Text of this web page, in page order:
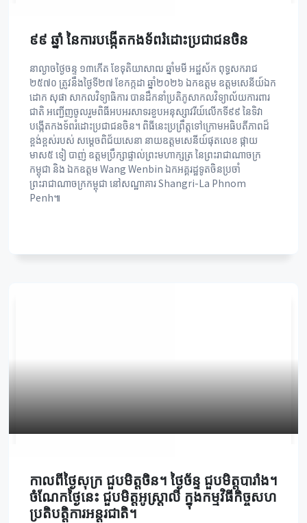
៩៩ ឆ្នាំ នៃការបង្កើតកងទ័ពរំដោះប្រជាជនចិន
នាល្ងាចថ្ងៃចន្ទ ១៣កើត ខែទុតិយាសាឍ ឆ្នាំមមី អដ្ឋស័ក ពុទ្ធសករាជ
២៥៧០ ត្រូវនឹងថ្ងៃទី២៧ ខែកក្កដា ឆ្នាំ២០២៦ ឯកឧត្តម ឧត្តមសេនីយ៍ឯក
ដោក សុផា សាកលវិទ្យាធិការ បានដឹកនាំប្រតិភូសាកលវិទ្យាល័យការពារ
ជាតិ អញ្ជើញចូលរួមពិធីអបអរសាទរខួបអនុស្សាវរីយ៍លើកទី៩៩ នៃទិវា
បង្កើតកងទ័ពរំដោះប្រជាជនចិន។ ពិធីនេះប្រព្រឹត្តទៅក្រោមអធិបតីភាពដ៏
ខ្ពង់ខ្ពស់របស់ សម្តេចពិជ័យសេនា នាយឧត្តមសេនីយ៍ផុតលេខ ផ្កាយ
មាស៥ ទៀ បាញ់ ឧត្តមប្រឹក្សាផ្ទាល់ព្រះមហាក្សត្រ នៃព្រះរាជាណាចក្រ
កម្ពុជា និង ឯកឧត្តម Wang Wenbin ឯកអគ្គរដ្ឋទូតចិនប្រចាំ
ព្រះរាជាណាចក្រកម្ពុជា នៅសណ្ឋាគារ Shangri-La Phnom
Penh៕
កាលពីថ្ងៃសុក្រ ជួបមិត្តចិន។ ថ្ងៃច័ន្ទ ជួបមិត្តបារាំង។
ចំណែកថ្ងៃនេះ ជួបមិត្តអូស្រ្តាលី ក្នុងកម្មវិធីកិច្ចសហ
ប្រតិបត្តិការអន្តរជាតិ។